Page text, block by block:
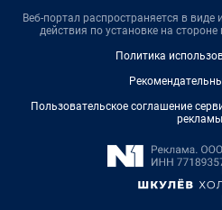
Веб-портал распространяется в виде
действия по установке на
Политика
Пользовательское соглашение